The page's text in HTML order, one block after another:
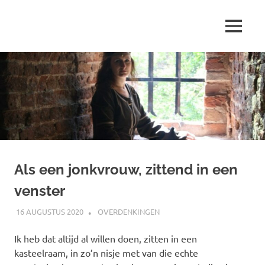
inhoud
schrijft
over
…
MENU
Als een jonkvrouw, zittend in een
venster
16 AUGUSTUS 2020 MARJOLEIN
OVERDENKINGEN
Ik heb dat altijd al willen doen, zitten in een
kasteelraam, in zo’n nisje met van die echte